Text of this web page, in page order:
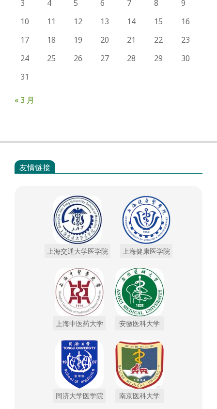
3 4 5 6 7 8
9
10
11 12 13 14 15
16
17
18 19 20 21 22
23
24
25 26 27 28 29
30
31
« 3 月
友情链接
上海交通大学医学院 上海健康医学院
上海中医药大学 安徽医科大学
同济大学医学院 南京医科大学